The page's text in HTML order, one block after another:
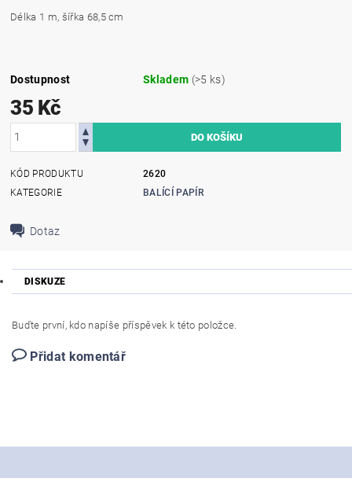
Délka 1 m, šířka 68,5 cm
Dostupnost Skladem (>5 ks)
35 Kč
KÓD PRODUKTU
2620
KATEGORIE
BALÍCÍ PAPÍR
Dotaz
DISKUZE
Buďte první, kdo napíše příspěvek k této položce.
Přidat komentář